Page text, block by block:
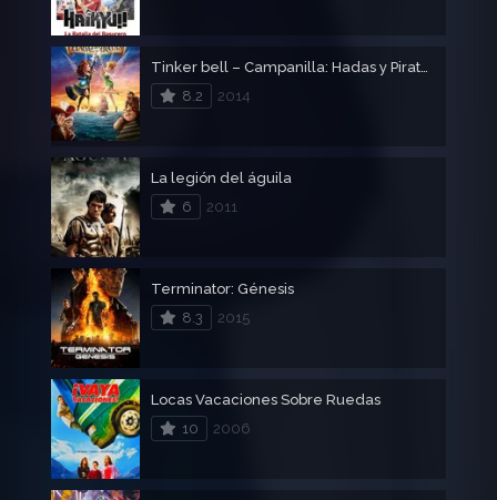
Tinker bell – Campanilla: Hadas y Piratas – Tinkerbell
8.2
2014
La legión del águila
6
2011
Terminator: Génesis
8.3
2015
Locas Vacaciones Sobre Ruedas
10
2006